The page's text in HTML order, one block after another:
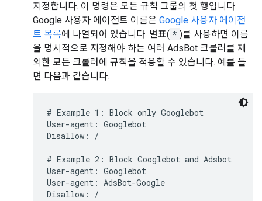
지정합니다. 이 명령은 모든 규칙 그룹의 첫 행입니다.
Google 사용자 에이전트 이름은 Google 사용자 에이전
트 목록에 나열되어 있습니다. 별표( * )를 사용하면 이름
을 명시적으로 지정해야 하는 여러 AdsBot 크롤러를 제
외한 모든 크롤러에 규칙을 적용할 수 있습니다. 예를 들
면 다음과 같습니다.
# Example 1: Block only Googlebot
User-agent: Googlebot
Disallow: /
# Example 2: Block Googlebot and Adsbot
User-agent: Googlebot
User-agent: AdsBot-Google
Disallow: /